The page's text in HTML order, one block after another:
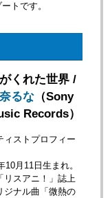
トです。
くれた世界 /
るな （Sony
Records）
ィストプロフィー
10月11日生まれ。
リスアニ！」誌上
ジナル曲「微熱の